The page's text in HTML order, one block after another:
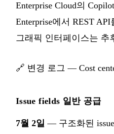
Enterprise Cloud의
Enterprise에서 REST
그래픽 인터페이스는 추
🔗 변경 로그 — Cost
Issue fields 일반 공급
7월 2일 — 구조화된